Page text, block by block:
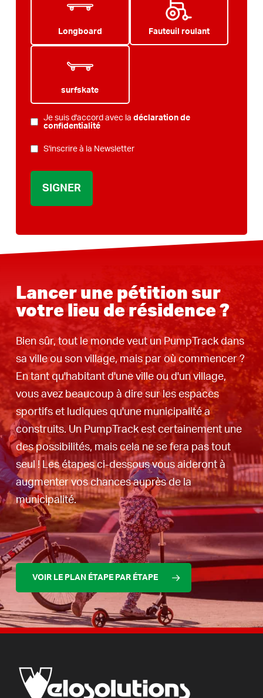
Longboard Fauteuil roulant
surfskate
POLITIQUE
Je suis d'accord avec la déclaration de
confidentialité
BULLETIN
S'inscrire à la Newsletter
Lancer une pétition sur
votre lieu de résidence ?
Bien sûr, tout le monde veut un PumpTrack dans
sa ville ou son village, mais par où commencer ?
En tant qu'habitant d'une ville ou d'un village,
vous avez beaucoup à dire sur les espaces
sportifs et ludiques qu'une municipalité a
construits. Un PumpTrack est certainement une
des possibilités, mais cela ne se fera pas tout
seul ! Les étapes ci-dessous vous aideront à
augmenter vos chances auprès de la
municipalité.
VOIR LE PLAN ÉTAPE PAR ÉTAPE